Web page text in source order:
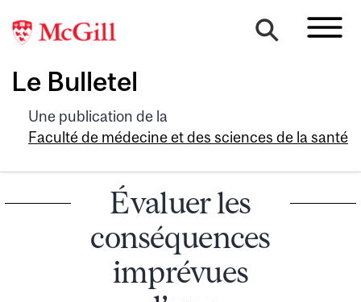
Le Bulletel
Une publication de la
Faculté de médecine et des sciences de la santé
Évaluer les
conséquences
imprévues